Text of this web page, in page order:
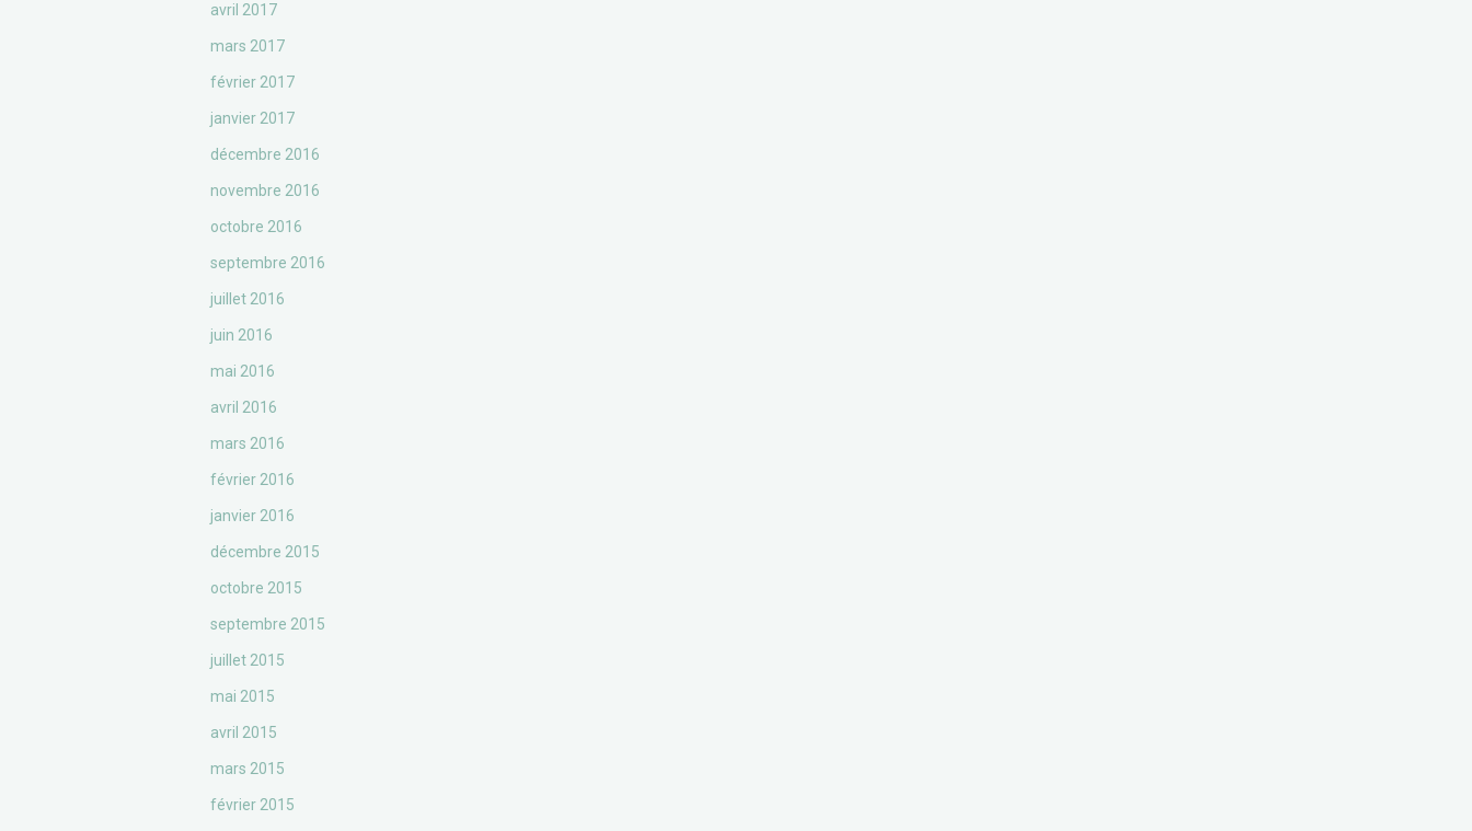
avril 2017
mars 2017
février 2017
janvier 2017
décembre 2016
novembre 2016
octobre 2016
septembre 2016
juillet 2016
juin 2016
mai 2016
avril 2016
mars 2016
février 2016
janvier 2016
décembre 2015
octobre 2015
septembre 2015
juillet 2015
mai 2015
avril 2015
mars 2015
février 2015